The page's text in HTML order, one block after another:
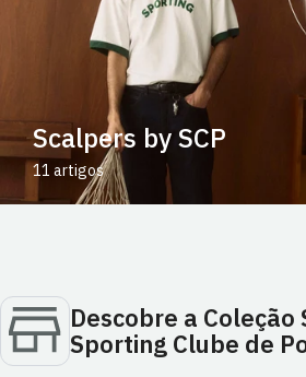
Scalpers by SCP
11 artigos
Descobre a Coleção
Sporting Clube de